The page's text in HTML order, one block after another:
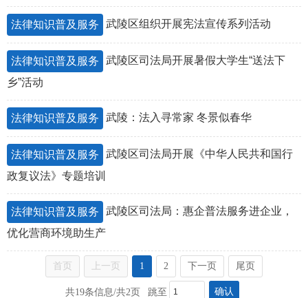
法律知识普及服务 武陵区组织开展宪法宣传系列活动
法律知识普及服务
武陵区司法局开展暑假大学生“送法下
乡”活动
法律知识普及服务 武陵：法入寻常家 冬景似春华
法律知识普及服务
武陵区司法局开展《中华人民共和国行
政复议法》专题培训
法律知识普及服务
武陵区司法局：惠企普法服务进企业，
优化营商环境助生产
首页 上一页 1 2 下一页 尾页
共19条信息/共2页 跳至 确认